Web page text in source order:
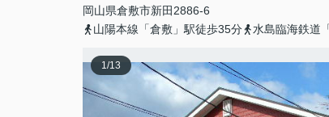
岡山県倉敷市新田 2886-6
山陽本線「倉敷」駅徒歩35分
水島臨海鉄道
1/13